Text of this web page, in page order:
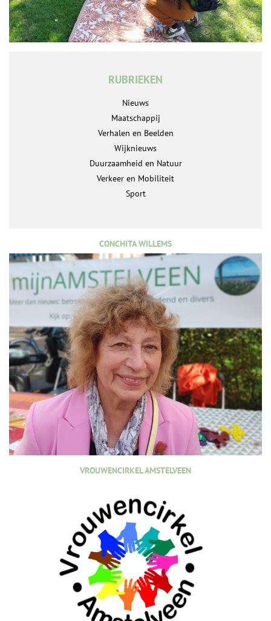
RUBRIEKEN
Nieuws
Maatschappij
Verhalen en Beelden
Wijknieuws
Duurzaamheid en Natuur
Verkeer en Mobiliteit
Sport
CONCHITA WILLEMS
VROUWENCIRKEL AMSTELVEEN